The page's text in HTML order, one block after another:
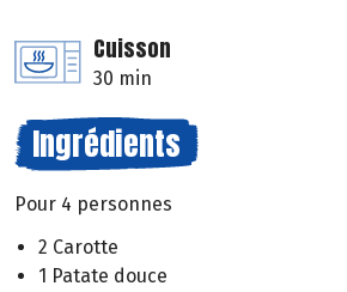
Cuisson
30 min
Ingrédients
Pour 4 personnes
2 Carotte
1 Patate douce